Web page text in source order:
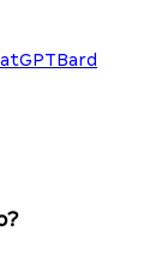
Bard